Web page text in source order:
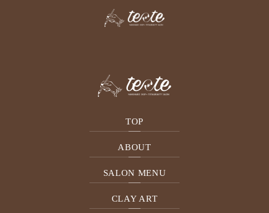
TOP
ABOUT
SALON MENU
CLAY ART
BLOG
2021.02.06